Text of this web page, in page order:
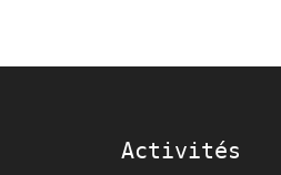
Activités